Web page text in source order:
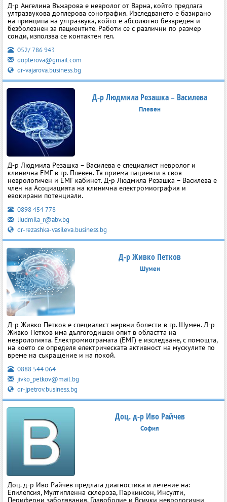
Д-р Ангелина Въжарова е невролог от Варна, който предлага
ултразвукова доплерова сонография. Изследването е базирано
на принципа на ултразвука, който е абсолютно безвреден и
безболезнен за пациентите. Работи се с различни по размер
сонди, използва се контактен гел.
052/ 786 943
doplerova@gmail.com
dr-vajarova.business.bg
Д-р Людмила Резашка – Василева
Плевен
Д-р Людмила Резашка – Василева е специалист невролог и
клинична ЕМГ в гр. Плевен. Тя приема пациенти в своя
неврологичен и ЕМГ кабинет. Д-р Людмила Резашка – Василева е
член на Асоциацията на клинична електромиография и
евокирани потенциали.
0898 454 778
liudmila_r@abv.bg
dr-rezashka-vasileva.business.bg
Д-р Живко Петков
Шумен
Д-р Живко Петков е специалист нервни болести в гр. Шумен. Д-р
Живко Петков има дългогодишен опит в областта на
неврологията. Електромиограмата (ЕМГ) e изследване, с помощта,
на което се определя електрическата активност на мускулите по
време на съкращение и на покой.
0888 544 064
jivko_petkov@mail.bg
dr-jpetrov.business.bg
Доц. д-р Иво Райчев
София
Доц. д-р Иво Райчев предлага диагностика и лечение на:
Епилепсия, Мултипленна склероза, Паркинсон, Инсулти,
Периферни заболявания, Главоболие и Всички неврологични